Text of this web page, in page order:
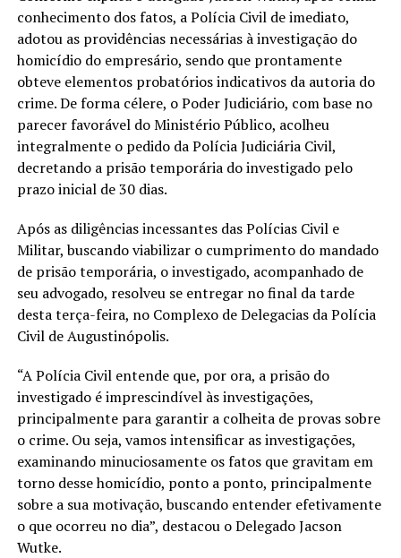
conhecimento dos fatos, a Polícia Civil de imediato,
adotou as providências necessárias à investigação do
homicídio do empresário, sendo que prontamente
obteve elementos probatórios indicativos da autoria do
crime. De forma célere, o Poder Judiciário, com base no
parecer favorável do Ministério Público, acolheu
integralmente o pedido da Polícia Judiciária Civil,
decretando a prisão temporária do investigado pelo
prazo inicial de 30 dias.
Após as diligências incessantes das Polícias Civil e
Militar, buscando viabilizar o cumprimento do mandado
de prisão temporária, o investigado, acompanhado de
seu advogado, resolveu se entregar no final da tarde
desta terça-feira, no Complexo de Delegacias da Polícia
Civil de Augustinópolis.
“A Polícia Civil entende que, por ora, a prisão do
investigado é imprescindível às investigações,
principalmente para garantir a colheita de provas sobre
o crime. Ou seja, vamos intensificar as investigações,
examinando minuciosamente os fatos que gravitam em
torno desse homicídio, ponto a ponto, principalmente
sobre a sua motivação, buscando entender efetivamente
o que ocorreu no dia”, destacou o Delegado Jacson
Wutke.